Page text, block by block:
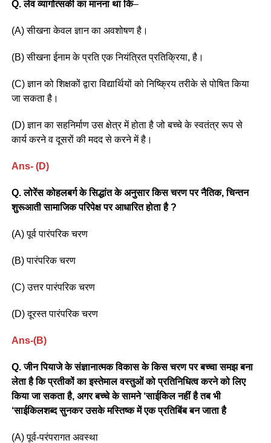
Q. लेव व्यागोत्सकी का मानना था कि–
(A) सीखना केवल ज्ञान का अवशोषण है।
(B) सीखना ईनाम के प्रति एक नियंत्रित प्रतिक्रिया, है।
(C) ज्ञान को शिक्षकों द्वारा विद्यार्थियों को निष्क्रिय तरीके से पोषित किया
जा सकता है।
(D) ज्ञान का सहनिर्माण उस क्षेत्र में होता है जो बच्चे के स्वतंत्र रूप से
कार्य करने व दूसरों की मदद से करने में है।
Ans- (D)
Q. लोरेंस कोहलबर्ग के सिद्धांत के अनुसार किस चरण पर नैतिक, चिन्तन
शुरूआती सामाजिक परिपेक्ष पर आधारित होता है ?
(A) पूर्व पारंपरिक चरण
(B) पारंपरिक चरण
(C) उत्तर पारंपरिक चरण
(D) दूरस्त पारंपरिक चरण
Ans-(B)
Q. जीन पियाजे के संज्ञानात्मक विकास के किस चरण पर बच्चा समझ बना
लेता है कि प्रतीकों का इस्तेमाल वस्तुओं को प्रतिनिधित्व करने को लिए
किया जा सकता है, अगर बच्चे के सामने ‘साईकिल नहीं है तब भी
‘साईकिलशब्द सुनकर उसके मस्तिष्क में एक प्रतिबिंब बन जाता है
(A) पूर्व-परंपरागत अवस्था